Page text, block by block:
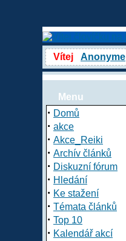
Vítej Anonyme
Menu
· Domů
· akce
· Akce_Reiki
· Archív článků
· Diskuzní fórum
· Hledání
· Ke stažení
· Témata článků
· Top 10
· Kalendář akcí